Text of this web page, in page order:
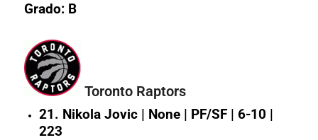
Grado: B
Toronto Raptors
21. Nikola Jovic | None | PF/SF | 6-10 |
223